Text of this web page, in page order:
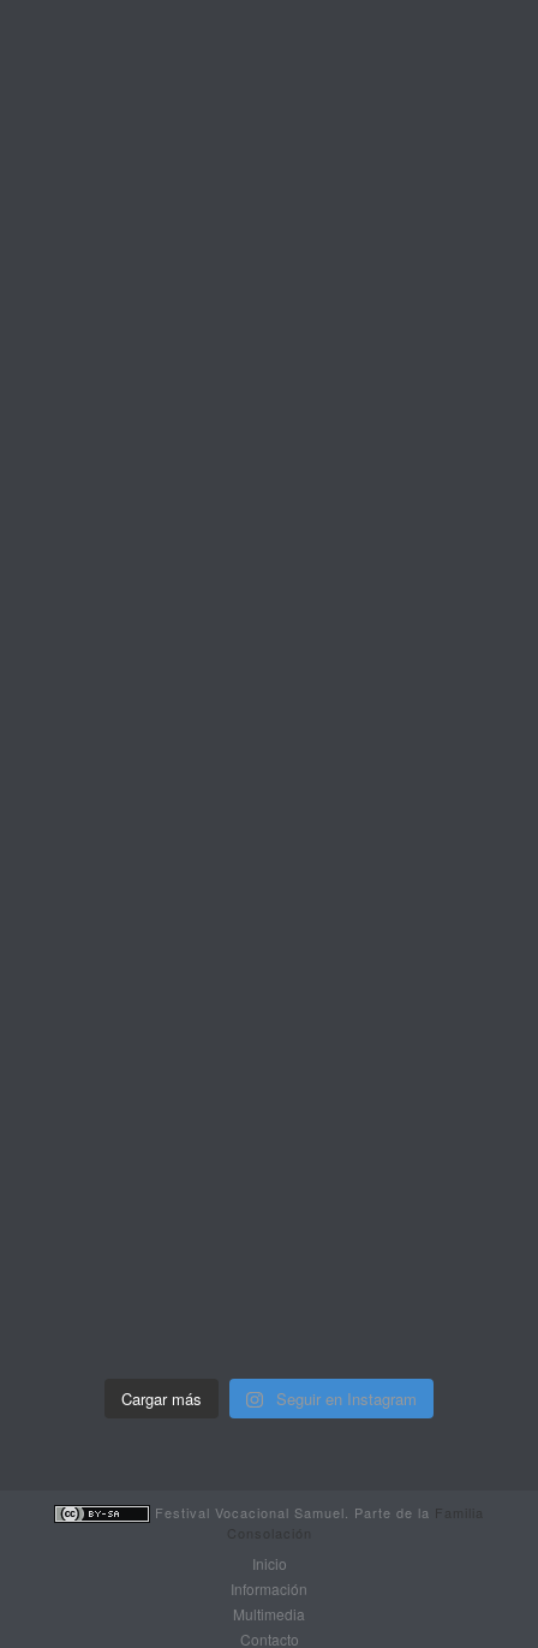
Cargar más Seguir en Instagram
Festival Vocacional Samuel. Parte de la Familia
Consolación
Inicio
Información
Multimedia
Contacto